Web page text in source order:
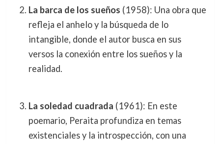
La barca de los sueños (1958): Una obra que
refleja el anhelo y la búsqueda de lo
intangible, donde el autor busca en sus
versos la conexión entre los sueños y la
realidad.
La soledad cuadrada (1961): En este
poemario, Peraita profundiza en temas
existenciales y la introspección, con una